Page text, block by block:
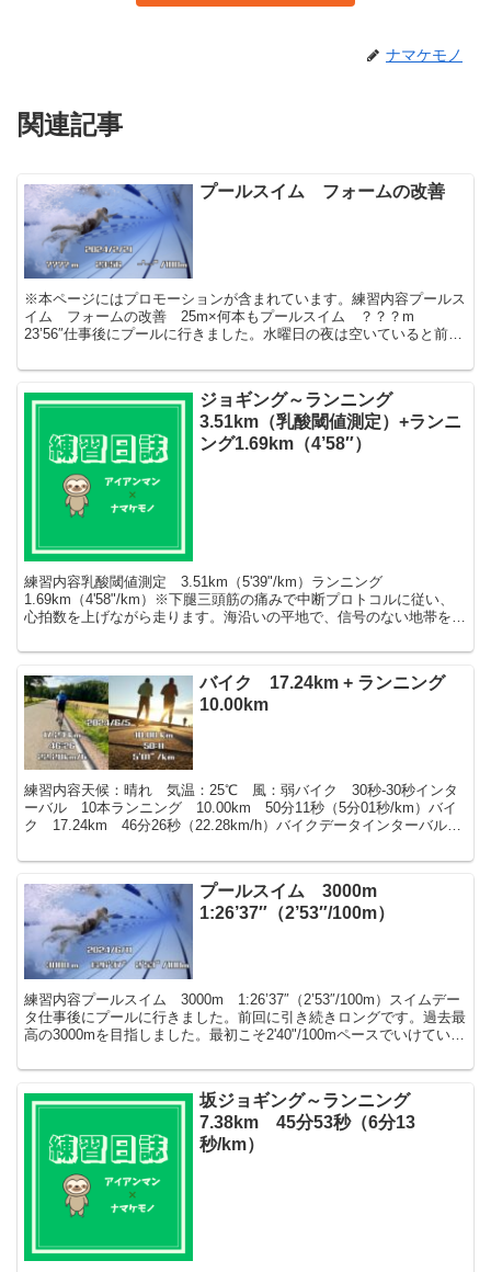
ナマケモノ
関連記事
プールスイム フォームの改善
※本ページにはプロモーションが含まれています。練習内容プールス
イム フォームの改善 25m×何本もプールスイム ？？？m
23’56″仕事後にプールに行きました。水曜日の夜は空いていると前回
ジョギング～ランニング
3.51km（乳酸閾値測定）+ランニ
ング1.69km（4’58″）
練習内容乳酸閾値測定 3.51km（5'39"/km）ランニング
1.69km（4'58"/km）※下腿三頭筋の痛みで中断プロトコルに従い、
心拍数を上げながら走ります。海沿いの平地で、信号のない地帯を走
バイク 17.24km + ランニング
10.00km
練習内容天候：晴れ 気温：25℃ 風：弱バイク 30秒-30秒インタ
ーバル 10本ランニング 10.00km 50分11秒（5分01秒/km）バイ
ク 17.24km 46分26秒（22.28km/h）バイクデータインターバル開
プールスイム 3000m
1:26’37″（2’53″/100m）
練習内容プールスイム 3000m 1:26’37″（2’53″/100m）スイムデー
タ仕事後にプールに行きました。前回に引き続きロングです。過去最
高の3000mを目指しました。最初こそ2'40"/100mペースでいけていま
坂ジョギング～ランニング
7.38km 45分53秒（6分13
秒/km）